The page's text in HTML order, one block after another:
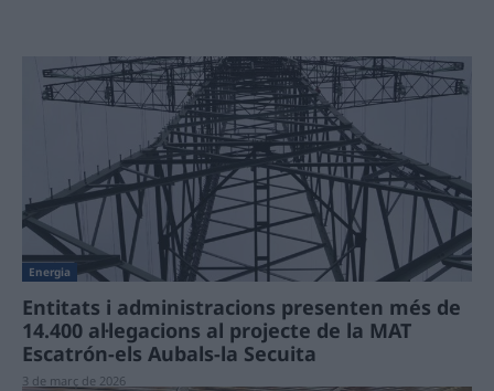
Energia
Entitats i administracions presenten més de
14.400 al·legacions al projecte de la MAT
Escatrón-els Aubals-la Secuita
3 de març de 2026